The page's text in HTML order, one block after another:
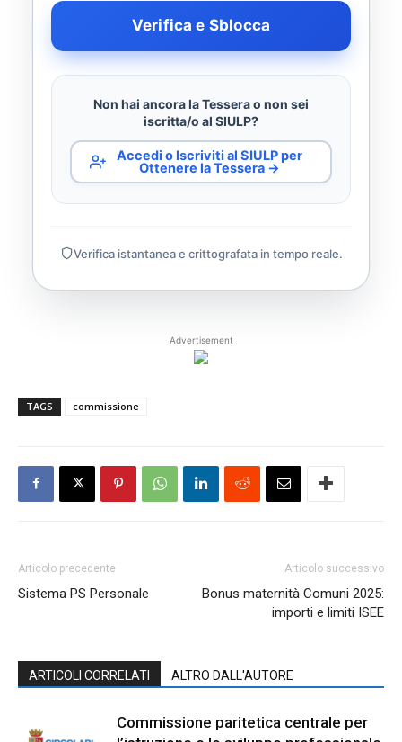
Verifica e Sblocca
Non hai ancora la Tessera o non sei
iscritta/o al SIULP?
Accedi o Iscriviti al SIULP per
Ottenere la Tessera →
Verifica istantanea e crittografata in tempo reale.
Advertisement
TAGS commissione
Articolo precedente
Sistema PS Personale
Articolo successivo
Bonus maternità Comuni 2025:
importi e limiti ISEE
ARTICOLI CORRELATI ALTRO DALL'AUTORE
Commissione paritetica centrale per